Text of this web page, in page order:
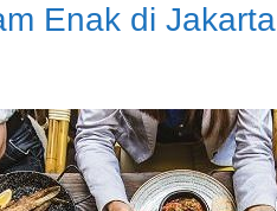
Enak di Jakarta